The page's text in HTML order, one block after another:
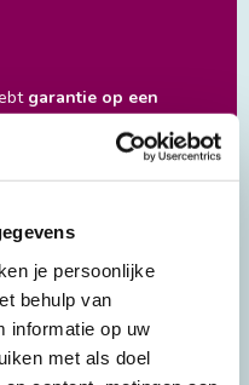
je persoonlijke
behulp van
informatie op uw
met als doel
garantie op een
niveau.